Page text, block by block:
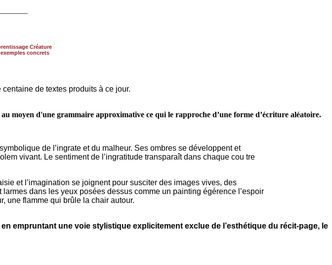
Créature
concrets
de textes produits à ce jour.
moyen d'une grammaire approximative ce qui le rapproche d’une forme d’écriture aléatoire.
de l’ingrate et du malheur. Ses ombres se développent et
vivant. Le sentiment de l’ingratitude transparaît dans chaque cou tre
et l’imagination se joignent pour susciter des images vives, des
dans les yeux posées dessus comme un painting égérence l’espoir
une flamme qui brûle la chair autour.
empruntant une voie stylistique explicitement exclue de l’esthétique du récit-page, le